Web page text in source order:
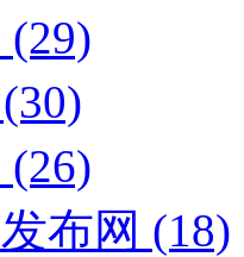
(29)
(30)
(26)
布网 (18)